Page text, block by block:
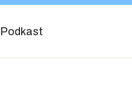
Podkast